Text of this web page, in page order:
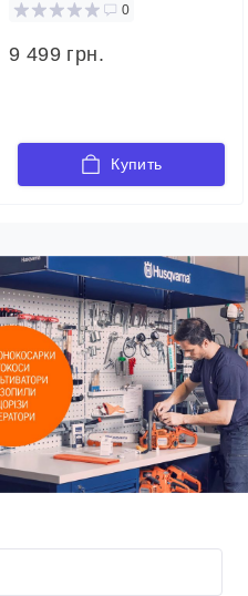
0
9 499 грн.
Купить